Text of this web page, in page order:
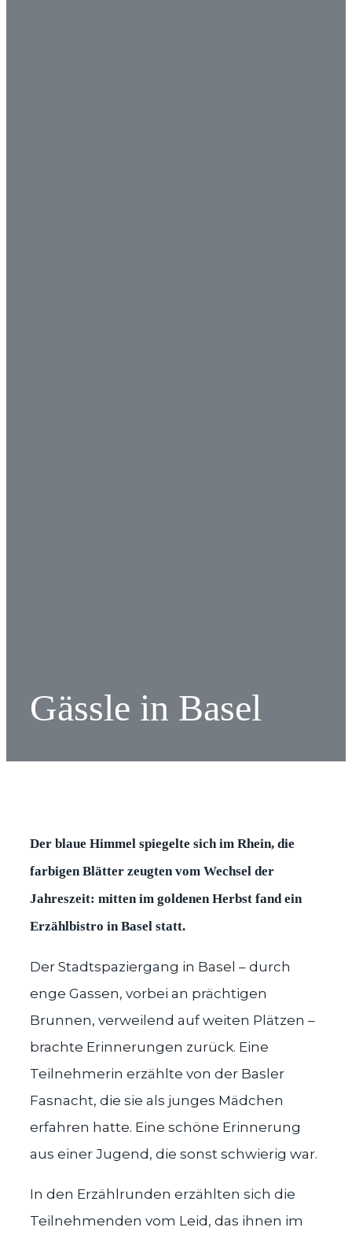
Gässle in Basel
Der blaue Himmel spiegelte sich im Rhein, die
farbigen Blätter zeugten vom Wechsel der
Jahreszeit: mitten im goldenen Herbst fand ein
Erzählbistro in Basel statt.
Der Stadtspaziergang in Basel – durch
enge Gassen, vorbei an prächtigen
Brunnen, verweilend auf weiten Plätzen –
brachte Erinnerungen zurück. Eine
Teilnehmerin erzählte von der Basler
Fasnacht, die sie als junges Mädchen
erfahren hatte. Eine schöne Erinnerung
aus einer Jugend, die sonst schwierig war.
In den Erzählrunden erzählten sich die
Teilnehmenden vom Leid, das ihnen im